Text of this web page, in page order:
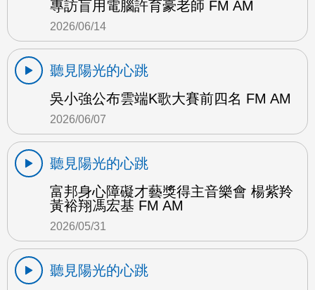
專訪盲用電腦許育豪老師 FM AM
2026/06/14
聽見陽光的心跳
吳小強公布雲端K歌大賽前四名 FM AM
2026/06/07
聽見陽光的心跳
富邦身心障礙才藝獎得主音樂會 楊紫羚
黃裕翔馮宏基 FM AM
2026/05/31
聽見陽光的心跳